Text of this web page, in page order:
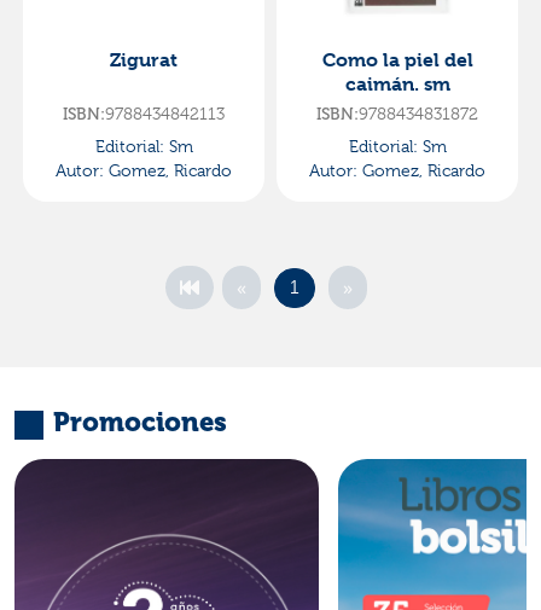
Zigurat
ISBN:9788434842113
Editorial: Sm
Autor: Gomez, Ricardo
Como la piel del
caimán. sm
ISBN:9788434831872
Editorial: Sm
Autor: Gomez, Ricardo
« 1 »
Promociones